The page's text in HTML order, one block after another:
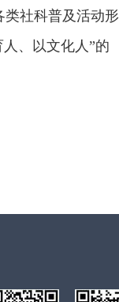
社科普及活动形
、以文化人”的